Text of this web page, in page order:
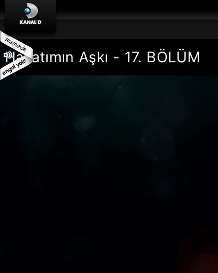
Hayatımın Aşkı - 17. BÖLÜM